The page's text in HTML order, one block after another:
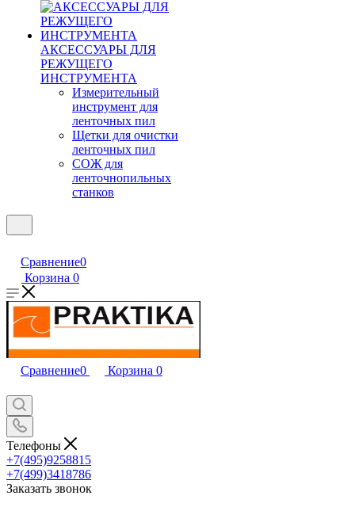
АКСЕССУАРЫ ДЛЯ
РЕЖУЩЕГО
ИНСТРУМЕНТА
Измерительный
инструмент для
ленточных пил
Щетки для очистки
ленточных пил
СОЖ для
ленточнопильных
станков
Сравнение0
Корзина 0
Сравнение0 Корзина 0
Телефоны
+7(495)9258815
+7(499)3418786
Заказать звонок